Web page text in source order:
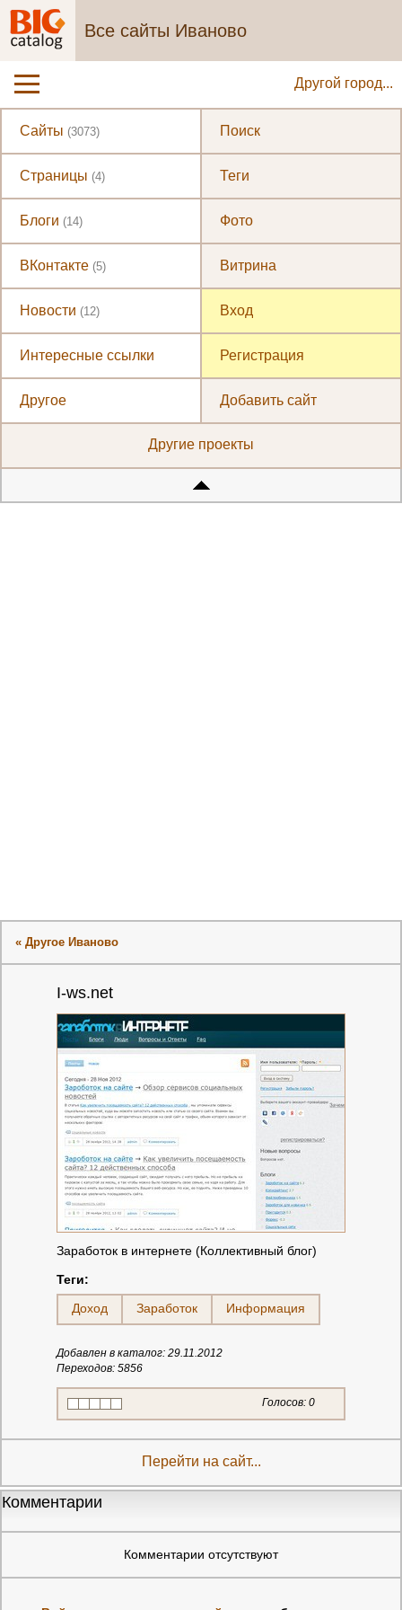
Все сайты Иваново
Другой город...
Сайты (3073)
Страницы (4)
Блоги (14)
ВКонтакте (5)
Новости (12)
Интересные ссылки
Другое
Поиск
Теги
Фото
Витрина
Вход
Регистрация
Добавить сайт
Другие проекты
« Другое Иваново
I-ws.net
Заработок в интернете (Коллективный блог)
Теги:
Доход
Заработок Информация
Добавлен в каталог: 29.11.2012
Переходов: 5856
Голосов: 0
Перейти на сайт...
Комментарии
Комментарии отсутствуют